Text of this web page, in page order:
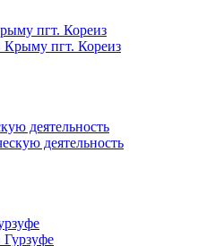
пгт. Кореиз
деятельность